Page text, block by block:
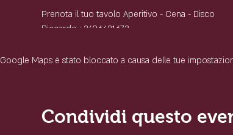
Prenota il tuo tavolo Aperitivo - Cena - Disco
Riccardo : 3496421673
Mattia: 3880642291
Google Maps è stato bloccato a causa delle tue
Condividi questo